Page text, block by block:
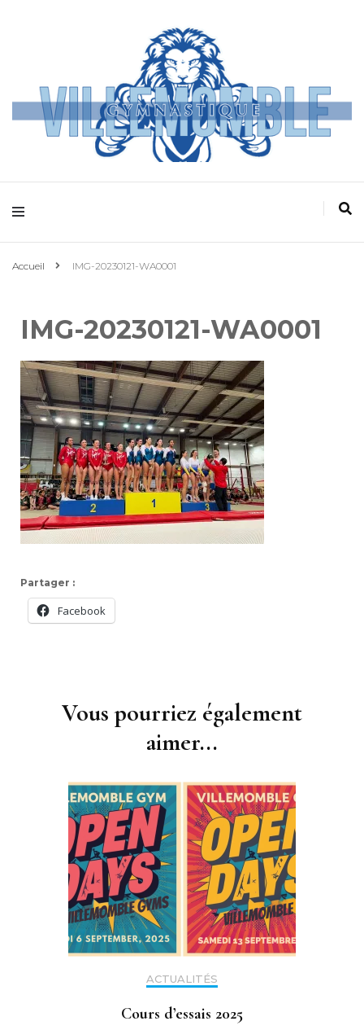
Villemomble
Gymnastique
Accueil IMG-20230121-WA0001
IMG-20230121-WA0001
Partager :
Facebook
Vous pourriez également
aimer...
ACTUALITÉS
Cours d’essais 2025